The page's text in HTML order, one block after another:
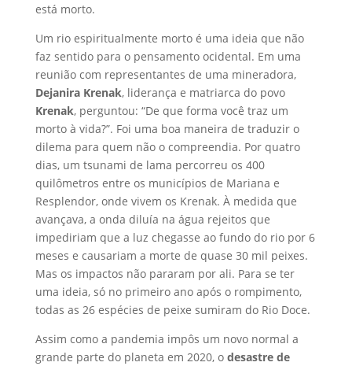
está morto.
Um rio espiritualmente morto é uma ideia que não
faz sentido para o pensamento ocidental. Em uma
reunião com representantes de uma mineradora,
Dejanira Krenak, liderança e matriarca do povo
Krenak, perguntou: “De que forma você traz um
morto à vida?”. Foi uma boa maneira de traduzir o
dilema para quem não o compreendia. Por quatro
dias, um tsunami de lama percorreu os 400
quilômetros entre os municípios de Mariana e
Resplendor, onde vivem os Krenak. À medida que
avançava, a onda diluía na água rejeitos que
impediriam que a luz chegasse ao fundo do rio por 6
meses e causariam a morte de quase 30 mil peixes.
Mas os impactos não pararam por ali. Para se ter
uma ideia, só no primeiro ano após o rompimento,
todas as 26 espécies de peixe sumiram do Rio Doce.
Assim como a pandemia impôs um novo normal a
grande parte do planeta em 2020, o desastre de